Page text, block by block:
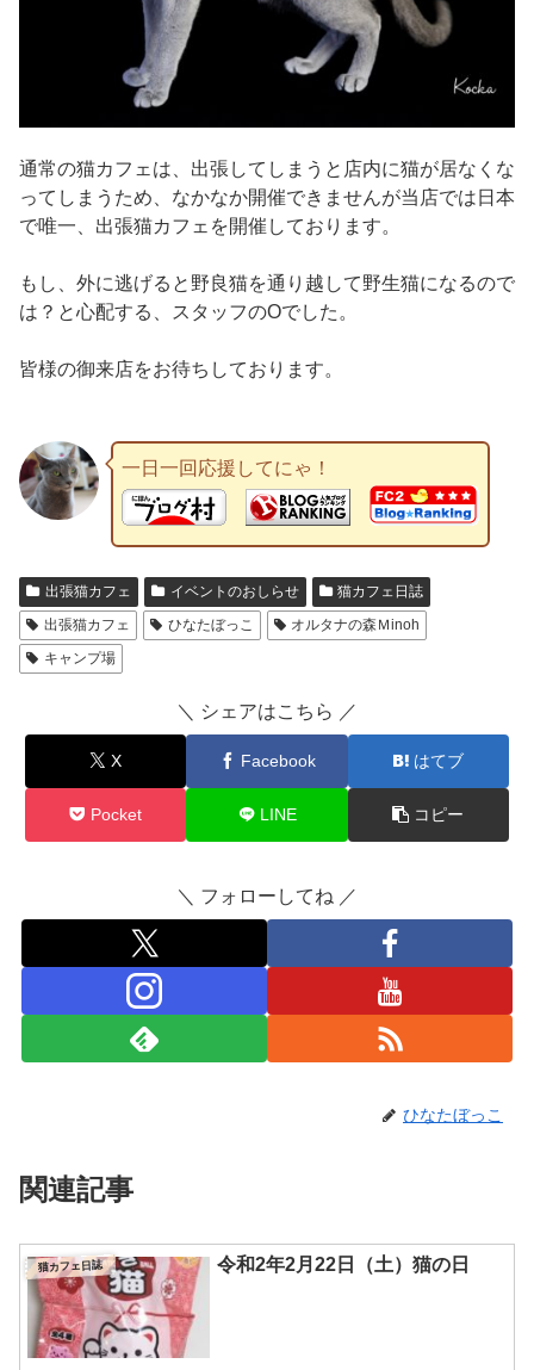
通常の猫カフェは、出張してしまうと店内に猫が居なくな
ってしまうため、なかなか開催できませんが当店では日本
で唯一、出張猫カフェを開催しております。
もし、外に逃げると野良猫を通り越して野生猫になるので
は？と心配する、スタッフのOでした。
皆様の御来店をお待ちしております。
一日一回応援してにゃ！
出張猫カフェ イベントのおしらせ
猫カフェ日誌
出張猫カフェ
ひなたぼっこ
オルタナの森Ｍinoh
キャンプ場
＼ シェアはこちら ／
X Facebook はてブ
Pocket LINE コピー
＼ フォローしてね ／
ひなたぼっこ
関連記事
猫カフェ日誌 令和2年2月22日（土）猫の日